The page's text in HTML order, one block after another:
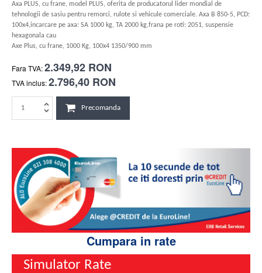
Axa PLUS, cu frane, model PLUS, oferita de producatorul lider mondial de
tehnologii de sasiu pentru remorci, rulote si vehicule comerciale. Axa B 850-5, PCD:
100x4,incarcare pe axa: SA 1000 kg, TA 2000 kg,frana pe roti: 2051, suspensie
hexagonala cau
Axe Plus, cu frane, 1000 Kg, 100x4 1350/900 mm
Fara TVA:2.349,92 RON
TVA inclus:2.796,40 RON
Precomanda
Cumpara in rate
Simulator Rate